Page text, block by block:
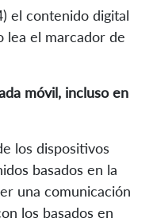
el contenido digital
lea el marcador de
móvil, incluso en
los dispositivos
basados ​​en la
una comunicación
los basados en